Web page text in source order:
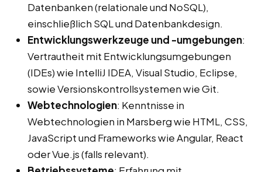
Datenbanken (relationale und NoSQL),
einschließlich SQL und Datenbankdesign.
Entwicklungswerkzeuge und -umgebungen:
Vertrautheit mit Entwicklungsumgebungen
(IDEs) wie IntelliJ IDEA, Visual Studio, Eclipse,
sowie Versionskontrollsystemen wie Git.
Webtechnologien: Kenntnisse in
Webtechnologien in Marsberg wie HTML, CSS,
JavaScript und Frameworks wie Angular, React
oder Vue.js (falls relevant).